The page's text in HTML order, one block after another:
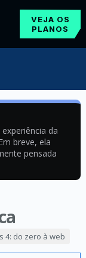
VEJA OS
PLANOS
da
breve, ela
pensada
4: do zero à web